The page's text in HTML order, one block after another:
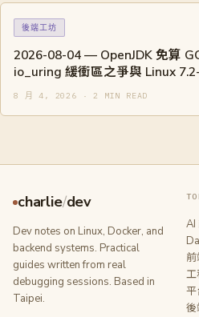
後端工坊
2026-08-04 — OpenJDK 免算
io_uring 緩衝區之爭與 Linux
8 月 4, 2026 · 2 MIN READ
charlie/dev
Dev notes on Linux, Docker, and
backend systems. Practical
guides written from real
debugging sessions. Based in
Taipei.
AI
工
平
後